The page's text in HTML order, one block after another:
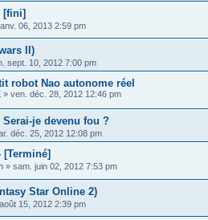
[fini]
06, 2013 2:59 pm
II)
sept. 10, 2012 7:00 pm
robot Nao autonome réel
» ven. déc. 28, 2012 12:46 pm
Serai-je devenu fou ?
déc. 25, 2012 12:08 pm
[Terminé]
» sam. juin 02, 2012 7:53 pm
Star Online 2)
15, 2012 2:39 pm